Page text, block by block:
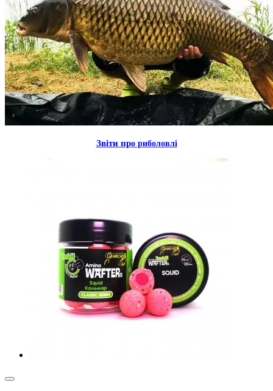
Звiти про риболовлi